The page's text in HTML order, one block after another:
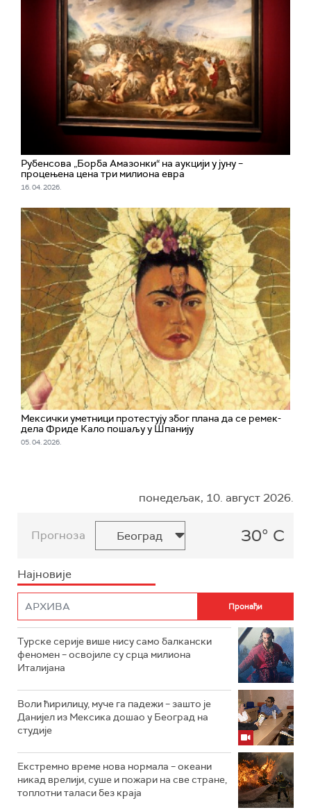
Рубенсова „Борба Амазонки“ на аукцији у јуну –
процењена цена три милиона евра
16. 04. 2026.
Мексички уметници протестују због плана да се ремек-
дела Фриде Кало пошаљу у Шпанију
05. 04. 2026.
понедељак, 10. август 2026.
Прогноза 30° C
Најновије
Турске серије више нису само балкански
феномен – освојиле су срца милиона
Италијана
Воли ћирилицу, муче га падежи – зашто је
Данијел из Мексика дошао у Београд на
студије
Екстремно време нова нормала – океани
никад врелији, суше и пожари на све стране,
топлотни таласи без краја